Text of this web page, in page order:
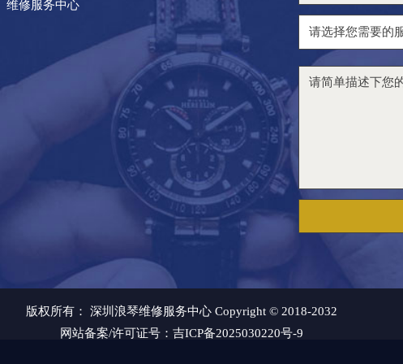
维修服务中心
版权所有： 深圳浪琴维修服务中心 Copyright © 2018-2032
网站备案/许可证号：吉ICP备2025030220号-9